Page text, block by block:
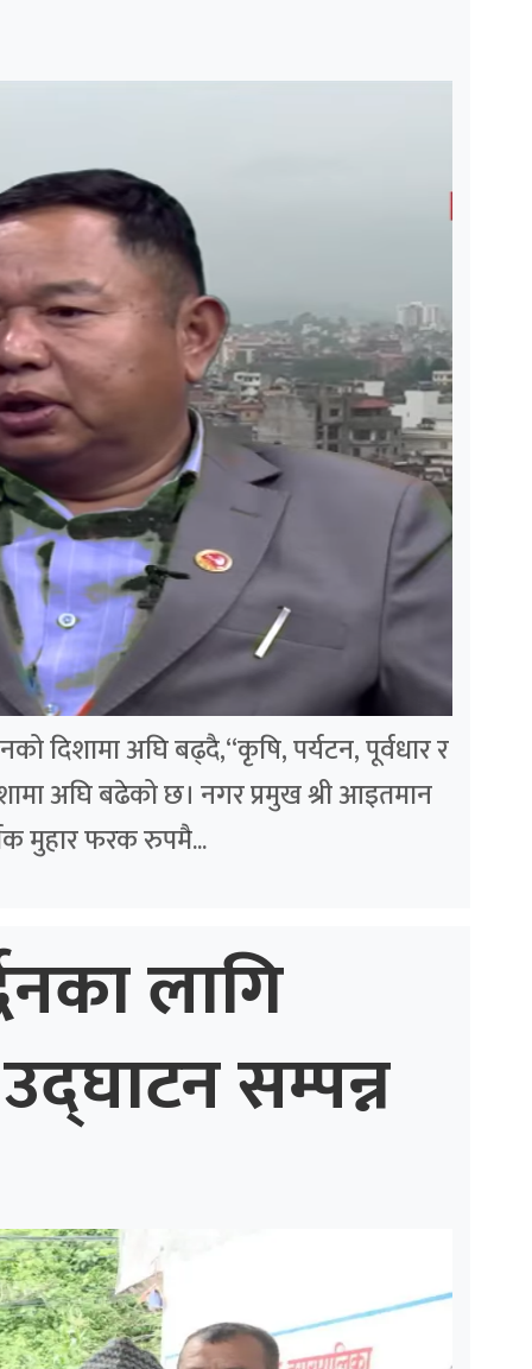
दिशामा अघि बढ्दै,“कृषि, पर्यटन, पूर्वधार र
अघि बढेको छ। नगर प्रमुख श्री आइतमान
मुहार फरक रुपमै...
लागि
सम्पन्न